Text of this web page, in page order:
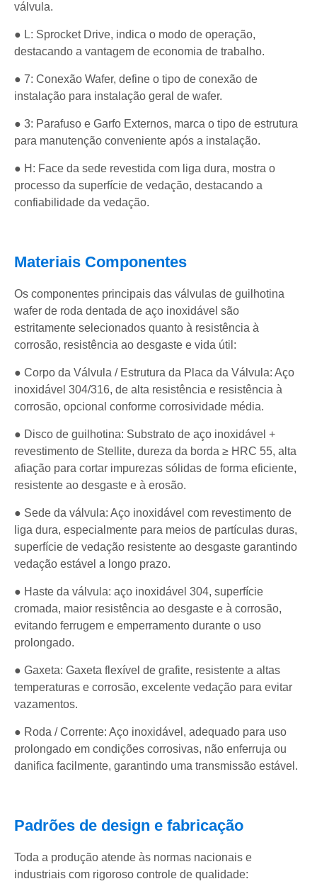
válvula.
● L: Sprocket Drive, indica o modo de operação,
destacando a vantagem de economia de trabalho.
● 7: Conexão Wafer, define o tipo de conexão de
instalação para instalação geral de wafer.
● 3: Parafuso e Garfo Externos, marca o tipo de estrutura
para manutenção conveniente após a instalação.
● H: Face da sede revestida com liga dura, mostra o
processo da superfície de vedação, destacando a
confiabilidade da vedação.
Materiais Componentes
Os componentes principais das válvulas de guilhotina
wafer de roda dentada de aço inoxidável são
estritamente selecionados quanto à resistência à
corrosão, resistência ao desgaste e vida útil:
● Corpo da Válvula / Estrutura da Placa da Válvula: Aço
inoxidável 304/316, de alta resistência e resistência à
corrosão, opcional conforme corrosividade média.
● Disco de guilhotina: Substrato de aço inoxidável +
revestimento de Stellite, dureza da borda ≥ HRC 55, alta
afiação para cortar impurezas sólidas de forma eficiente,
resistente ao desgaste e à erosão.
● Sede da válvula: Aço inoxidável com revestimento de
liga dura, especialmente para meios de partículas duras,
superfície de vedação resistente ao desgaste garantindo
vedação estável a longo prazo.
● Haste da válvula: aço inoxidável 304, superfície
cromada, maior resistência ao desgaste e à corrosão,
evitando ferrugem e emperramento durante o uso
prolongado.
● Gaxeta: Gaxeta flexível de grafite, resistente a altas
temperaturas e corrosão, excelente vedação para evitar
vazamentos.
● Roda / Corrente: Aço inoxidável, adequado para uso
prolongado em condições corrosivas, não enferruja ou
danifica facilmente, garantindo uma transmissão estável.
Padrões de design e fabricação
Toda a produção atende às normas nacionais e
industriais com rigoroso controle de qualidade: